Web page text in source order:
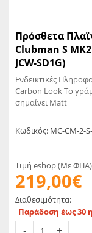
Πρόσθετα
Clubman S
JCW-SD1G)
Ενδεικτικές
Carbon Look Το
σημαίνει Matt
Κωδικός: MC-CM-2-
Τιμή eshop (Με ΦΠΑ)
219,00€
Διαθεσιμότητα:
Παράδοση έως 30